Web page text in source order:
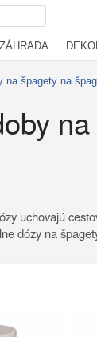
ZÁHRADA
na špagety na
uchovajú
dózy na